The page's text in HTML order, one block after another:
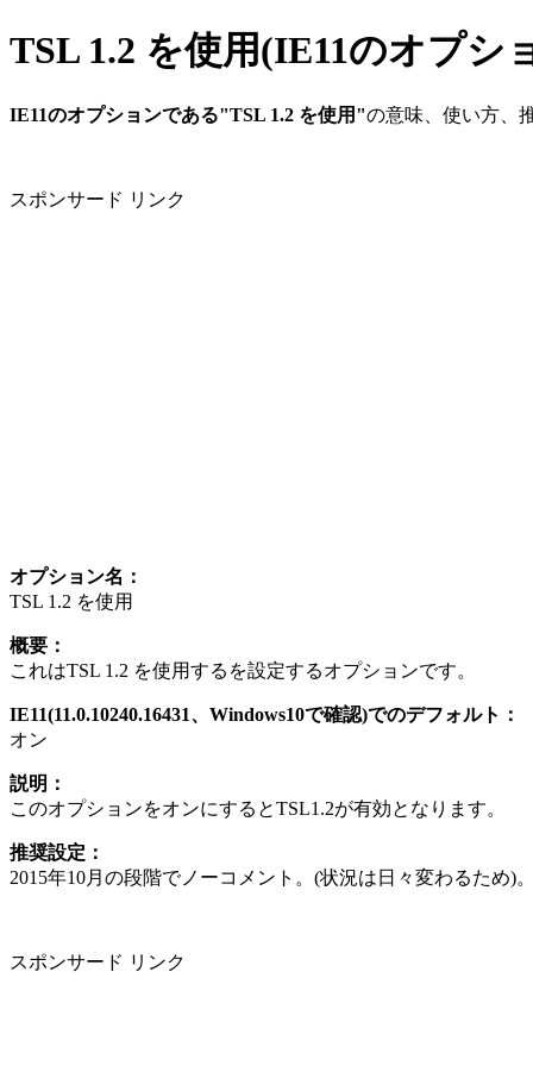
TSL 1.2 を使用(IE11のオプシ
IE11のオプションである"TSL 1.2 を使用"の意味、使い方、
スポンサード リンク
オプション名：
TSL 1.2 を使用
概要：
これはTSL 1.2 を使用するを設定するオプションです。
IE11(11.0.10240.16431、Windows10で確認)でのデフォルト：
オン
説明：
このオプションをオンにするとTSL1.2が有効となります。
推奨設定：
2015年10月の段階でノーコメント。(状況は日々変わるため)
スポンサード リンク